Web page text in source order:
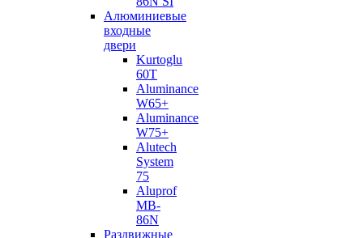
Алюминиевые
входные
двери
Kurtoglu
60T
Aluminance
W65+
Aluminance
W75+
Alutech
System
75
Aluprof
MB-
86N
Раздвижные